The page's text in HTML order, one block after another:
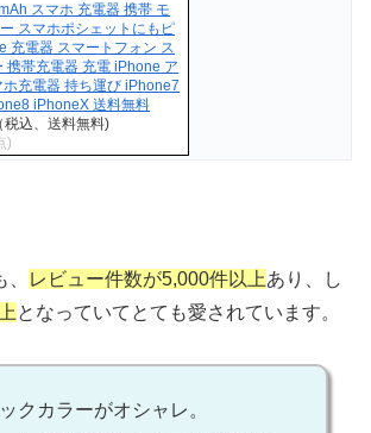
スマホ 充電器 携帯 モ
スマホポシェットにもピ
充電器 スマートフォン ス
携帯充電器 充電 iPhone ア
充電器 持ち運び iPhone7
iPhoneX 送料無料
込、送料無料)
)
レビュー件数が5,000件以上あり、し
となっていてとても愛されています。
クカラーがオシャレ。